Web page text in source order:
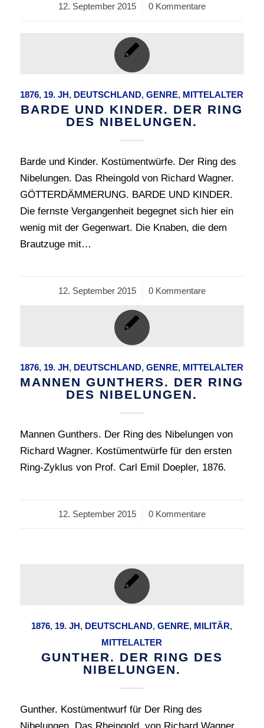
12. September 2015
/ 0 Kommentare
1876, 19. JH, DEUTSCHLAND,GENRE, MITTELALTER
BARDE UND KINDER. DER RING
DES NIBELUNGEN.
Barde und Kinder. Kostümentwürfe. Der Ring des
Nibelungen. Das Rheingold von Richard Wagner.
GÖTTERDÄMMERUNG. BARDE UND KINDER.
Die fernste Vergangenheit begegnet sich hier ein
wenig mit der Gegenwart. Die Knaben, die dem
Brautzuge mit…
12. September 2015
/ 0 Kommentare
1876, 19. JH, DEUTSCHLAND,GENRE, MITTELALTER
MANNEN GUNTHERS. DER RING
DES NIBELUNGEN.
Mannen Gunthers. Der Ring des Nibelungen von
Richard Wagner. Kostümentwürfe für den ersten
Ring-Zyklus von Prof. Carl Emil Doepler, 1876.
12. September 2015
/ 0 Kommentare
1876, 19. JH, DEUTSCHLAND,GENRE, MILITÄR,
MITTELALTER
GUNTHER. DER RING DES
NIBELUNGEN.
Gunther. Kostümentwurf für Der Ring des